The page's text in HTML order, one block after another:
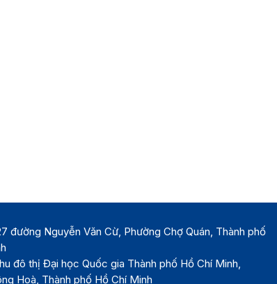
đường Nguyễn Văn Cừ, Phường Chợ Quán, Thành phố
đô thị Đại học Quốc gia Thành phố Hồ Chí Minh,
Hoà, Thành phố Hồ Chí Minh